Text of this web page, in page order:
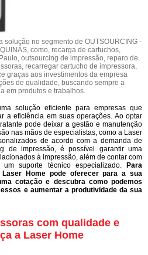
solução no segmento de OUTSOURCING -
como, recarga de cartuchos,
outsourcing de impressão, reparo de
recarregar cartucho de impressora,
graças aos investimentos da empresa
de qualidade, buscando sempre a
em produtos e trabalhos.
solução eficiente para empresas que
a eficiência em suas operações. Ao optar
pode deixar a gestão e manutenção
nas mãos de especialistas, como a Laser
de acordo com a demanda de
de impressão, é possível garantir uma
à impressão, além de contar com
suporte técnico especializado. Para
Home pode oferecer para a sua
cotação e descubra como podemos
e aumentar a produtividade da sua
com qualidade e
a Laser Home